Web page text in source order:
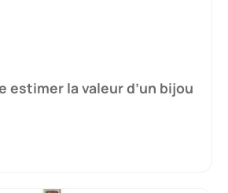
estimer la valeur d’un bijou